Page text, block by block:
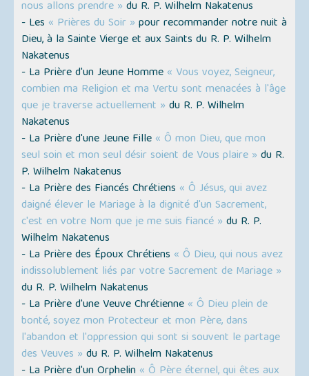
nous allons prendre » du R. P. Wilhelm Nakatenus
- Les « Prières du Soir » pour recommander notre nuit à
Dieu, à la Sainte Vierge et aux Saints du R. P. Wilhelm
Nakatenus
- La Prière d'un Jeune Homme « Vous voyez, Seigneur,
combien ma Religion et ma Vertu sont menacées à l'âge
que je traverse actuellement » du R. P. Wilhelm
Nakatenus
- La Prière d'une Jeune Fille « Ô mon Dieu, que mon
seul soin et mon seul désir soient de Vous plaire » du R.
P. Wilhelm Nakatenus
- La Prière des Fiancés Chrétiens « Ô Jésus, qui avez
daigné élever le Mariage à la dignité d'un Sacrement,
c'est en votre Nom que je me suis fiancé » du R. P.
Wilhelm Nakatenus
- La Prière des Époux Chrétiens « Ô Dieu, qui nous avez
indissolublement liés par votre Sacrement de Mariage »
du R. P. Wilhelm Nakatenus
- La Prière d'une Veuve Chrétienne « Ô Dieu plein de
bonté, soyez mon Protecteur et mon Père, dans
l'abandon et l'oppression qui sont si souvent le partage
des Veuves » du R. P. Wilhelm Nakatenus
- La Prière d'un Orphelin « Ô Père éternel, qui êtes aux